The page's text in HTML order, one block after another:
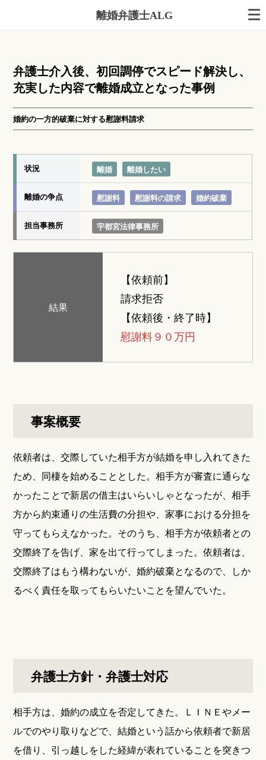
離婚弁護士ALG
弁護士介入後、初回調停でスピード解決し、
充実した内容で離婚成立となった事例
婚約の一方的破棄に対する慰謝料請求
状況 離婚 離婚したい
離婚の争点 慰謝料 慰謝料の請求 婚約破棄
担当事務所 宇都宮法律事務所
結果
【依頼前】
請求拒否
【依頼後・終了時】
慰謝料９０万円
事案概要
依頼者は、交際していた相手方が結婚を申し入れてきた
ため、同棲を始めることとした。相手方が審査に通らな
かったことで新居の借主はいらいしゃとなったが、相手
方から約束通りの生活費の分担や、家事における分担を
守ってもらえなかった。そのうち、相手方が依頼者との
交際終了を告げ、家を出て行ってしまった。依頼者は、
交際終了はもう構わないが、婚約破棄となるので、しか
るべく責任を取ってもらいたいことを望んでいた。
弁護士方針・弁護士対応
相手方は、婚約の成立を否定してきた。ＬＩＮＥやメー
ルでのやり取りなどで、結婚という話から依頼者で新居
を借り、引っ越しをした経緯が表れていることを突きつ